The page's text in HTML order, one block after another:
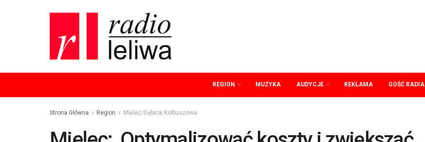
REGION MUZYKA AUDYCJE REKLAMA GOŚĆ RADIA
Strona Główna Region Mielec/Dębica/Kolbuszowa